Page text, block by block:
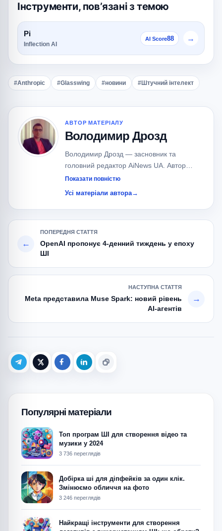
TelegramX (Twitter)FacebookLinkedInКопіювати
Інструменти, повʼязані з темою
Pi
Inflection AI
AI Score88 →
#Anthropic #Glasswing #новини #Штучний інтелект
АВТОР МАТЕРІАЛУ
Володимир Дрозд
Володимир Дрозд — засновник та
головний редактор AiNews UA. Автор
понад 700 публікацій про штучний
Спеціалізується на новинах OpenAI,
Google, Anthropic, xAI, Meta та локальних
AI-моделях.
Показати повністю
Усі матеріали автора→
←
ПОПЕРЕДНЯ СТАТТЯ
OpenAI пропонує 4-денний тиждень у епоху
ШІ
НАСТУПНА СТАТТЯ
Meta представила Muse Spark: новий рівень
AI-агентів
→
Популярні матеріали
Топ програм ШІ для створення відео та
музики у 2024
3 736 переглядів
Добірка ші для діпфейків за один клік.
Змінюємо обличчя на фото
3 246 переглядів
Найкращі інструменти для створення